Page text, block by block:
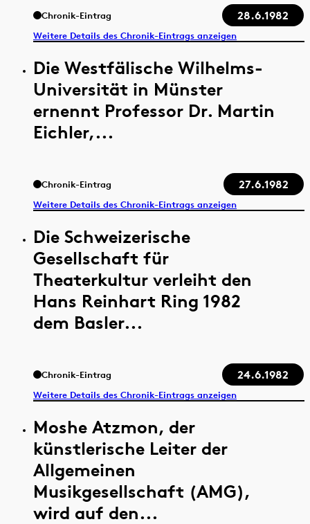
Chronik-Eintrag 28.6.1982
Weitere Details des Chronik-Eintrags anzeigen
Die Westfälische Wilhelms-
Universität in Münster
ernennt Professor Dr. Martin
Eichler,...
Chronik-Eintrag 27.6.1982
Weitere Details des Chronik-Eintrags anzeigen
Die Schweizerische
Gesellschaft für
Theaterkultur verleiht den
Hans Reinhart Ring 1982
dem Basler...
Chronik-Eintrag 24.6.1982
Weitere Details des Chronik-Eintrags anzeigen
Moshe Atzmon, der
künstlerische Leiter der
Allgemeinen
Musikgesellschaft (AMG),
wird auf den...